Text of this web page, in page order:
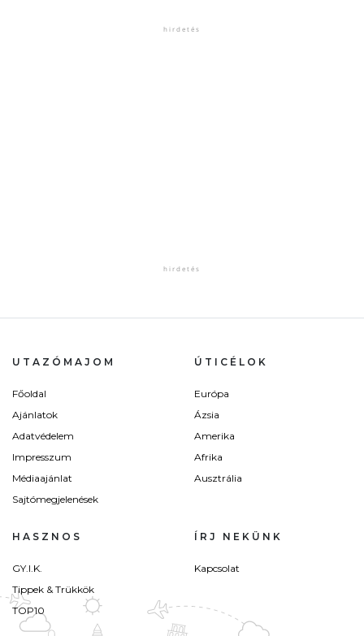
UTAZÓMAJOM
Főoldal
Ajánlatok
Adatvédelem
Impresszum
Médiaajánlat
Sajtómegjelenések
ÚTICÉLOK
Európa
Ázsia
Amerika
Afrika
Ausztrália
HASZNOS
GY.I.K.
Tippek & Trükkök
TOP10
ÍRJ NEKÜNK
Kapcsolat